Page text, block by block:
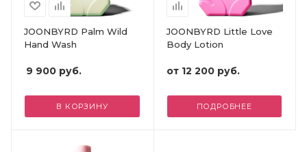
JOONBYRD Palm Wild
Hand Wash
9 900 руб.
В КОРЗИНУ
JOONBYRD Little Love
Body Lotion
от 12 200 руб.
ПОДРОБНЕЕ